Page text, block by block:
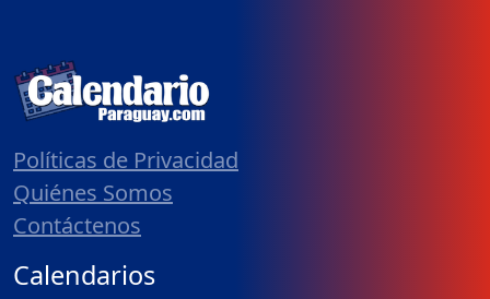
Políticas de Privacidad
Quiénes Somos
Contáctenos
Calendarios